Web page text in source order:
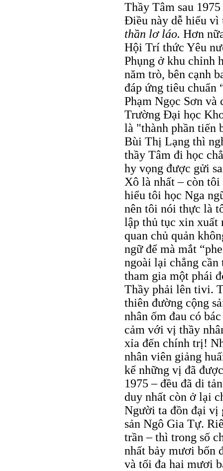
Thầy Tâm sau
Ðiều này dễ hiểu vì
thần lơ láo. Hơn
Hội Trí thức Yêu
Phụng ở khu chỉnh
năm trò, bên cạnh
đáp ứng tiêu chuẩn
Phạm Ngọc Sơn
Trường Ðại học
là "thành phần tiến
Bùi Thị Lạng thì
thầy Tâm đi học
hy vọng được gửi
Xô là nhất – còn
hiểu tôi học Nga
nên tôi nói thực là
lập thủ tục xin xuất
quan chủ quản
ngữ để mà mắt
ngoài lại chẳng
tham gia một phái
Thầy phải lên tivi.
thiên đường cộng
nhân ốm đau có
cảm với vị thầy
xỉa đến chính trị!
nhân viên giảng
kể những vị đã
1975 – đều đã di
duy nhất còn ở lại
Người ta đồn đại vị
sản Ngô Gia Tự.
trần – thì trong số
nhất bảy mươi bốn
và tối đa hai mươi